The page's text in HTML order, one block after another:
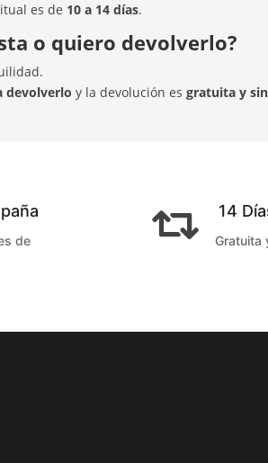
es de 10 a 14 días.
o quiero devolverlo?
devolverlo y la devolución esgratuita y
de
 14
Gratuita